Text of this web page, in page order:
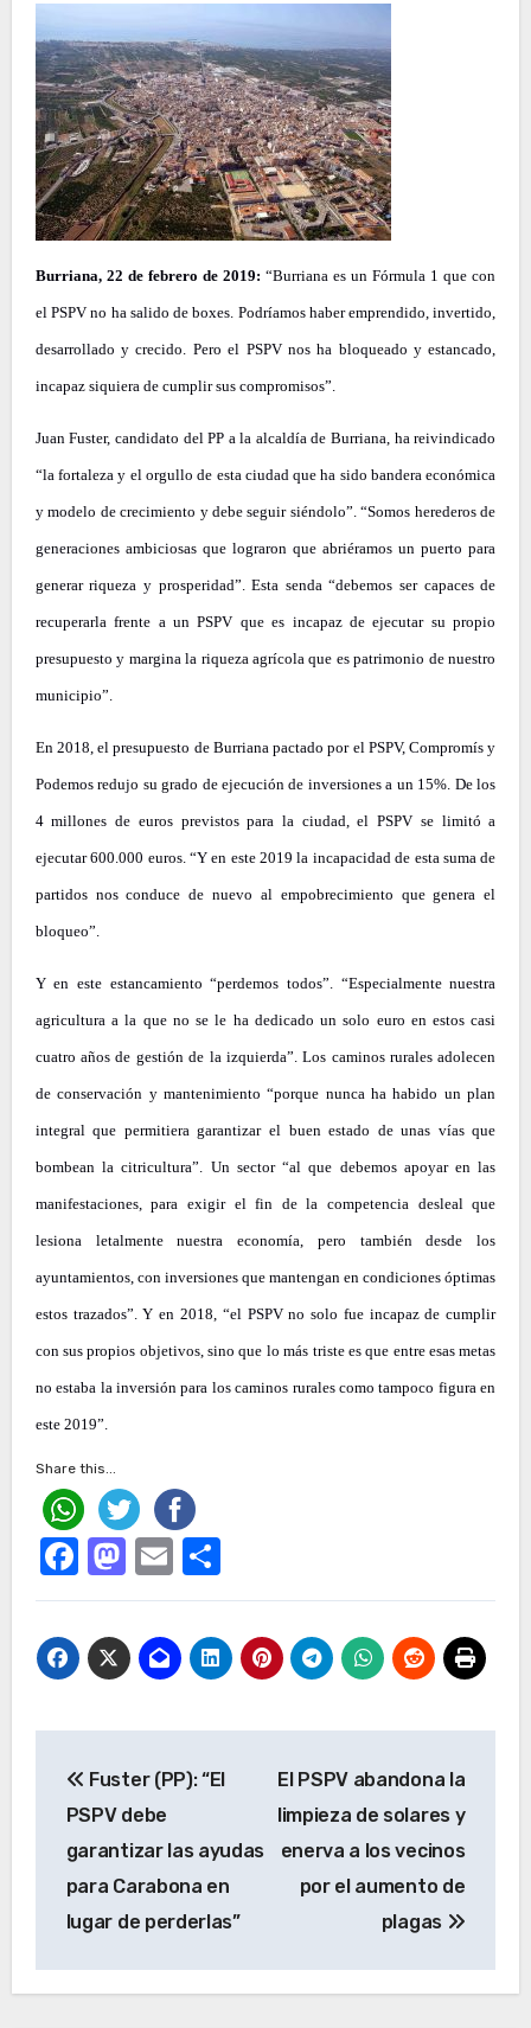
Burriana, 22 de febrero de 2019: “Burriana es un Fórmula 1 que con
el PSPV no ha salido de boxes. Podríamos haber emprendido, invertido,
desarrollado y crecido. Pero el PSPV nos ha bloqueado y estancado,
incapaz siquiera de cumplir sus compromisos”.
Juan Fuster, candidato del PP a la alcaldía de Burriana, ha reivindicado
“la fortaleza y el orgullo de esta ciudad que ha sido bandera económica
y modelo de crecimiento y debe seguir siéndolo”. “Somos herederos de
generaciones ambiciosas que lograron que abriéramos un puerto para
generar riqueza y prosperidad”. Esta senda “debemos ser capaces de
recuperarla frente a un PSPV que es incapaz de ejecutar su propio
presupuesto y margina la riqueza agrícola que es patrimonio de nuestro
municipio”.
En 2018, el presupuesto de Burriana pactado por el PSPV, Compromís y
Podemos redujo su grado de ejecución de inversiones a un 15%. De los
4 millones de euros previstos para la ciudad, el PSPV se limitó a
ejecutar 600.000 euros. “Y en este 2019 la incapacidad de esta suma de
partidos nos conduce de nuevo al empobrecimiento que genera el
bloqueo”.
Y en este estancamiento “perdemos todos”. “Especialmente nuestra
agricultura a la que no se le ha dedicado un solo euro en estos casi
cuatro años de gestión de la izquierda”. Los caminos rurales adolecen
de conservación y mantenimiento “porque nunca ha habido un plan
integral que permitiera garantizar el buen estado de unas vías que
bombean la citricultura”. Un sector “al que debemos apoyar en las
manifestaciones, para exigir el fin de la competencia desleal que
lesiona letalmente nuestra economía, pero también desde los
ayuntamientos, con inversiones que mantengan en condiciones óptimas
estos trazados”. Y en 2018, “el PSPV no solo fue incapaz de cumplir
con sus propios objetivos, sino que lo más triste es que entre esas metas
no estaba la inversión para los caminos rurales como tampoco figura en
este 2019”.
Share this...
Facebook
Mastodon
EmailCompartir
de
entradas
Fuster (PP): “El
PSPV debe
garantizar las ayudas
para Carabona en
lugar de perderlas”
El PSPV abandona la
limpieza de solares y
enerva a los vecinos
por el aumento de
plagas